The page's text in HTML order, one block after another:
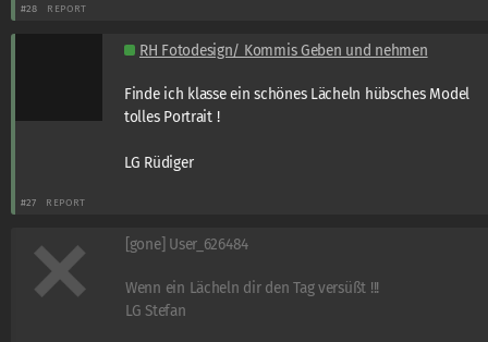
#28 REPORT
RH Fotodesign/ Kommis Geben und nehmen
Finde ich klasse ein schönes Lächeln hübsches Model
tolles Portrait !
LG Rüdiger
#27 REPORT
[gone] User_626484
Wenn ein Lächeln dir den Tag versüßt !!!
LG Stefan